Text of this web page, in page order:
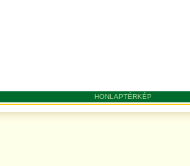
HONLAPTÉRKÉP